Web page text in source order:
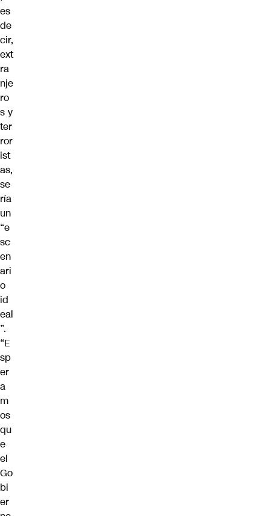
es
de
cir,
ext
ra
nje
ro
s y
ter
ror
ist
as,
se
ría
un
“e
sc
en
ari
o
id
eal
”.
“E
sp
er
a
m
os
qu
e
el
Go
bi
er